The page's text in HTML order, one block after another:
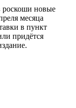
роскоши новые
месяца
в пункт
придётся